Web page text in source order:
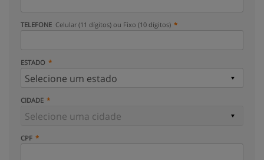
TELEFONE Celular (11 dígitos) ou Fixo (10 dígitos)
ESTADO
CIDADE
CPF